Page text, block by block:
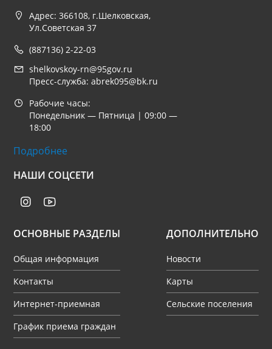
Адрес: 366108, г.Шелковская,
Ул.Советская 37
(887136) 2-22-03
shelkovskoy-rn@95gov.ru
Пресс-служба: abrek095@bk.ru
Рабочие часы:
Понедельник — Пятница | 09:00 —
18:00
Подробнее
НАШИ СОЦСЕТИ
ОСНОВНЫЕ РАЗДЕЛЫ
Общая информация
Контакты
Интернет-приемная
График приема граждан
ДОПОЛНИТЕЛЬНО
Новости
Карты
Сельские поселения